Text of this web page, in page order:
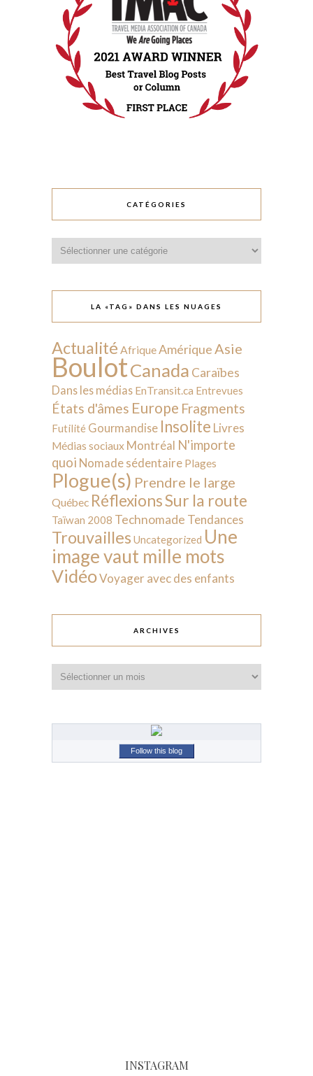
CATÉGORIES
LA «TAG» DANS LES NUAGES
Actualité AfriqueAmérique Asie
BoulotCanada Caraïbes
Dans les médias EnTransit.ca Entrevues
États d'âmes Europe Fragments
Futilité Gourmandise Insolite Livres
Médias sociaux Montréal N'importe
quoi Nomade sédentaire Plages
Plogue(s) Prendre le large
Québec RéflexionsSur la route
Taïwan 2008 Technomade Tendances
Trouvailles Uncategorized Une
image vaut mille mots
VidéoVoyager avec des enfants
ARCHIVES
Follow this blog
INSTAGRAM